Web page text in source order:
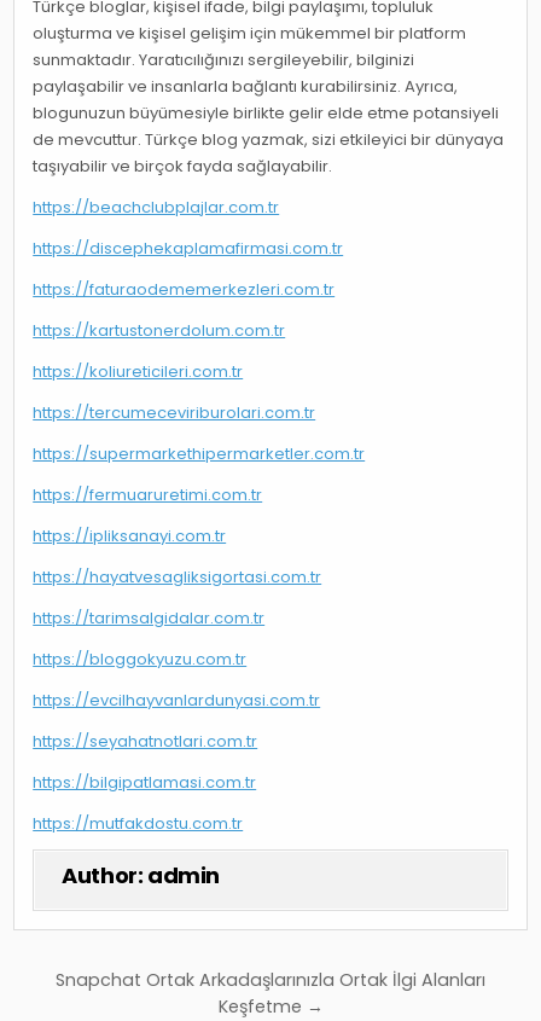
Türkçe bloglar, kişisel ifade, bilgi paylaşımı, topluluk
oluşturma ve kişisel gelişim için mükemmel bir platform
sunmaktadır. Yaratıcılığınızı sergileyebilir, bilginizi
paylaşabilir ve insanlarla bağlantı kurabilirsiniz. Ayrıca,
blogunuzun büyümesiyle birlikte gelir elde etme potansiyeli
de mevcuttur. Türkçe blog yazmak, sizi etkileyici bir dünyaya
taşıyabilir ve birçok fayda sağlayabilir.
https://beachclubplajlar.com.tr
https://discephekaplamafirmasi.com.tr
https://faturaodememerkezleri.com.tr
https://kartustonerdolum.com.tr
https://koliureticileri.com.tr
https://tercumeceviriburolari.com.tr
https://supermarkethipermarketler.com.tr
https://fermuaruretimi.com.tr
https://ipliksanayi.com.tr
https://hayatvesagliksigortasi.com.tr
https://tarimsalgidalar.com.tr
https://bloggokyuzu.com.tr
https://evcilhayvanlardunyasi.com.tr
https://seyahatnotlari.com.tr
https://bilgipatlamasi.com.tr
https://mutfakdostu.com.tr
Author: admin
Yazı
Snapchat Ortak Arkadaşlarınızla Ortak İlgi Alanları
Keşfetme →